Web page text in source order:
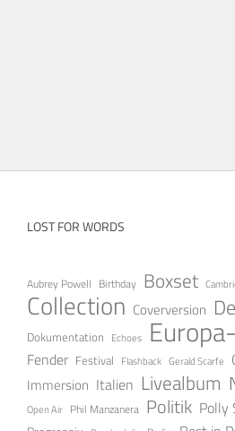
LOST FOR WORDS
Aubrey Powell Birthday Boxset
Collection Coverversion
Dokumentation Echoes
Fender Festival Flashback Gerald Scarfe
Immersion Italien Livealbum
Open Air Phil Manzanera Politik Polly